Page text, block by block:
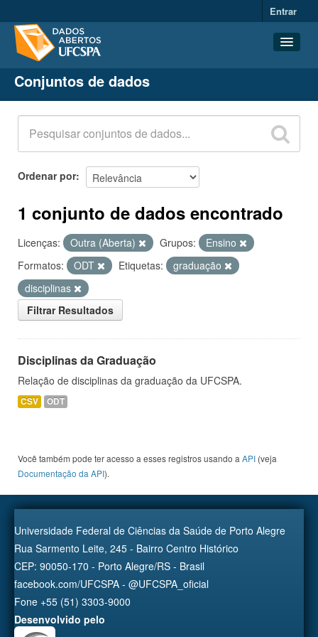
Entrar
Conjuntos de dados
Organizações
Grupos
Sobre
Conjuntos de dados
Ordenar por
1 conjunto de dados encontrado
Licenças: Outra (Aberta) Grupos:
Ensino
Formatos:
ODT Etiquetas:
graduação
disciplinas
Filtrar Resultados
Disciplinas da Graduação
Relação de disciplinas da graduação da UFCSPA.
CSV ODT
Você também pode ter acesso a esses registros usando a API (veja
Documentação da API).
Universidade Federal de Ciências da Saúde de Porto Alegre
Rua Sarmento Leite, 245 - Bairro Centro Histórico
CEP: 90050-170 - Porto Alegre/RS - Brasil
facebook.com/UFCSPA - @UFCSPA_oficial
Fone +55 (51) 3303-9000
Desenvolvido pelo